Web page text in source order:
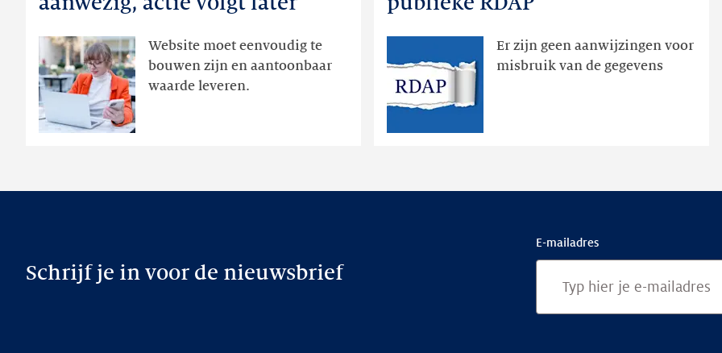
Website moet eenvoudig te
bouwen zijn en aantoonbaar
waarde leveren.
interesse
volgt
later
Er zijn geen aanwijzingen voor
misbruik van de gegevens
bedoeld
via
publieke
RDAP
Schrijf je in voor de nieuwsbrief
E-mailadres